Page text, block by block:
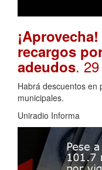
recargos
adeudos.
Habrá descuentos en
municipales.
Uniradio Informa